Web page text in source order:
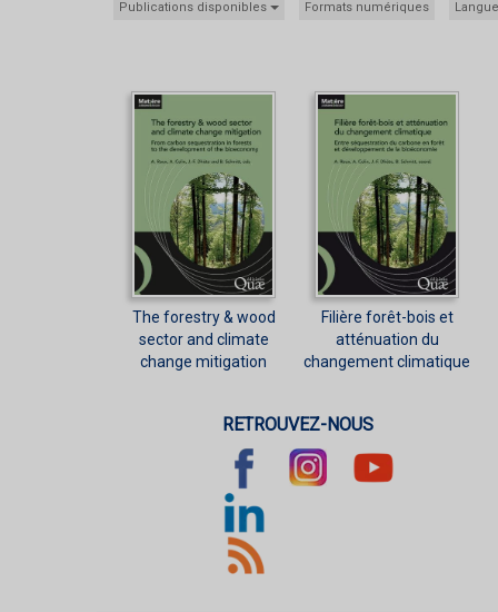
Publications disponibles Formats numériques
The forestry & wood
sector and climate
change mitigation
Filière forêt-bois et
atténuation du
changement climatique
RETROUVEZ-NOUS